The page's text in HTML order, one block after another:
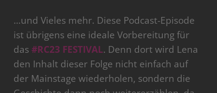
…und Vieles mehr. Diese Podcast-Episode
ist übrigens eine ideale Vorbereitung für
das#RC23 FESTIVAL. Denn dort wird Lena
den Inhalt dieser Folge nicht einfach auf
der Mainstage wiederholen, sondern die